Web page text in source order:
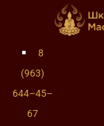
8
(963)
644–45–
67